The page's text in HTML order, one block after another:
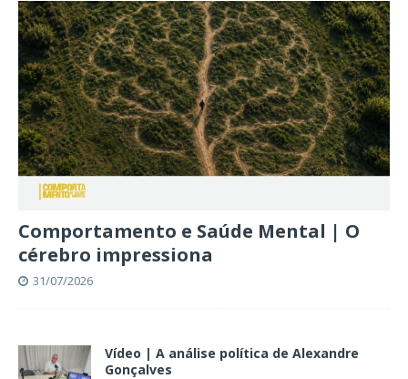
Comportamento e Saúde Mental | O
cérebro impressiona
31/07/2026
Vídeo | A análise política de Alexandre
Gonçalves